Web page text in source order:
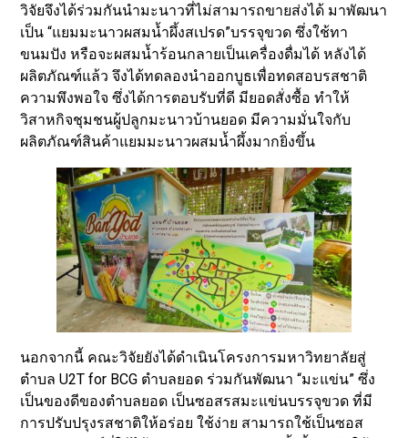
วิจัยจึงได้ร่วมกันนำมะนาวที่ไม่สามารถขายส่งได้ มาพัฒนา
เป็น “แยมมะนาวผสมน้ำผึ้งสเปรด”บรรจุขวด ซึ่งใช้ทา
ขนมปัง หรือจะผสมน้ำร้อนกลายเป็นเครื่องดื่มได้ หลังได้
ผลิตภัณฑ์แล้ว จึงได้ทดลองนำออกบูธเพื่อทดสอบรสชาติ
ความพึงพอใจ ซึ่งได้การตอบรับที่ดี มียอดสั่งซื้อ ทำให้
วิสาหกิจชุมชนผู้ปลูกมะนาวบ้านยอด มีความมั่นใจกับ
ผลิตภัณฑ์สินค้าแยมมะนาวผสมน้ำผึ้งมากยิ่งขึ้น
นอกจากนี้ คณะวิจัยยังได้ดำเนินโครงการมหาวิทยาลัยสู่
ตำบล U2T for BCG ตำบลยอด ร่วมกันพัฒนา “มะแข่น” ซึ่ง
เป็นของดีของตำบลยอด เป็นซอสรสมะแข่นบรรจุขวด ที่มี
การปรับปรุงรสชาติให้อร่อย ใช้ง่าย สามารถใช้เป็นซอส